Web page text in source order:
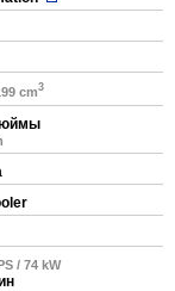
cm3
/ 74 kW